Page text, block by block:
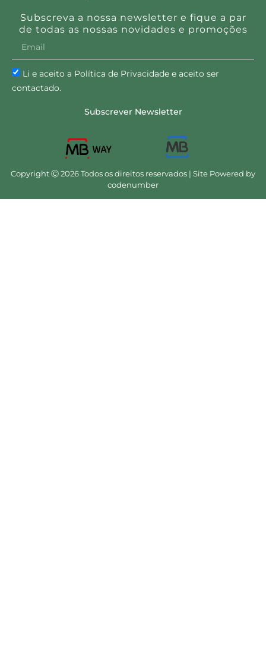
Subscreva a nossa newsletter e fique a par
de todas as nossas novidades e promoções
Li e aceito a Política de Privacidade e aceito ser
contactado.
Subscrever Newsletter
Copyright Ⓒ 2026 Todos os direitos reservados | Site Powered by
codenumber